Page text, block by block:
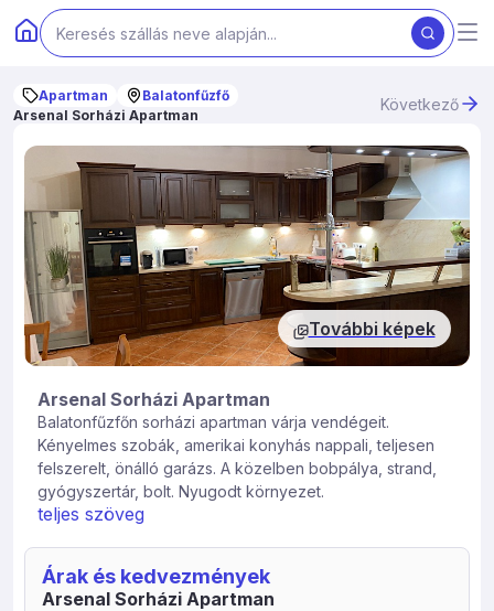
Apartman
Balatonfűzfő
Arsenal Sorházi Apartman
Következő
További képek
Arsenal Sorházi Apartman
Balatonfűzfőn sorházi apartman várja vendégeit.
Kényelmes szobák, amerikai konyhás nappali, teljesen
felszerelt, önálló garázs. A közelben bobpálya, strand,
gyógyszertár, bolt. Nyugodt környezet.
teljes szöveg
Árak és kedvezmények
Arsenal Sorházi Apartman